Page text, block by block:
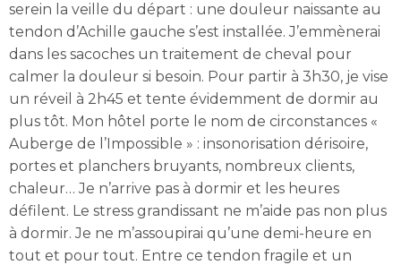
serein la veille du départ : une douleur naissante au
tendon d’Achille gauche s’est installée. J’emmènerai
dans les sacoches un traitement de cheval pour
calmer la douleur si besoin. Pour partir à 3h30, je vise
un réveil à 2h45 et tente évidemment de dormir au
plus tôt. Mon hôtel porte le nom de circonstances «
Auberge de l’Impossible » : insonorisation dérisoire,
portes et planchers bruyants, nombreux clients,
chaleur… Je n’arrive pas à dormir et les heures
défilent. Le stress grandissant ne m’aide pas non plus
à dormir. Je ne m’assoupirai qu’une demi-heure en
tout et pour tout. Entre ce tendon fragile et un